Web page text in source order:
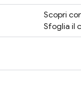
Scopri
Sfoglia il